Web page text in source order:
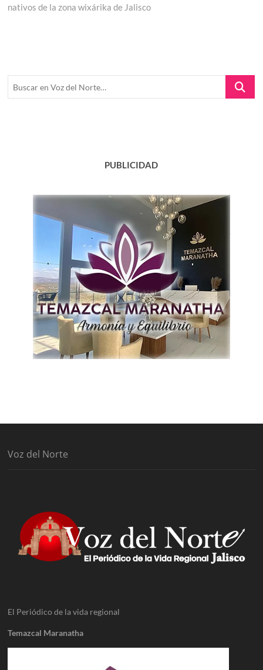
nativos de la zona wixárika de Jalisco
Buscar
PUBLICIDAD
Voz del Norte
El Periódico de la vida regional
Temazcal Maranatha